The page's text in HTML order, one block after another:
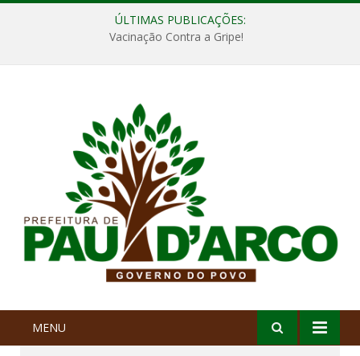
ÚLTIMAS PUBLICAÇÕES:
Vacinação Contra a Gripe!
MENU